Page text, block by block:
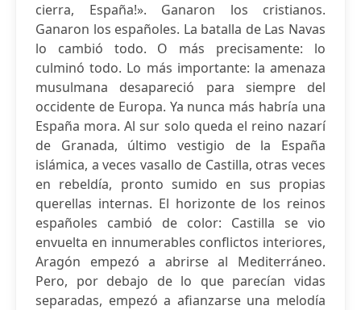
cierra, España!». Ganaron los cristianos.
Ganaron los españoles. La batalla de Las Navas
lo cambió todo. O más precisamente: lo
culminó todo. Lo más importante: la amenaza
musulmana desapareció para siempre del
occidente de Europa. Ya nunca más habría una
España mora. Al sur solo queda el reino nazarí
de Granada, último vestigio de la España
islámica, a veces vasallo de Castilla, otras veces
en rebeldía, pronto sumido en sus propias
querellas internas. El horizonte de los reinos
españoles cambió de color: Castilla se vio
envuelta en innumerables conflictos interiores,
Aragón empezó a abrirse al Mediterráneo.
Pero, por debajo de lo que parecían vidas
separadas, empezó a afianzarse una melodía